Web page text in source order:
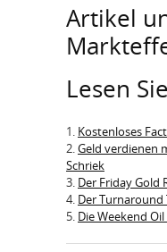
Artikel
Lesen
1. Kostenloses
2.Geld verdienen
Schriek
3. Der Friday Gold
4. Der Turnaround
5. Die Weekend